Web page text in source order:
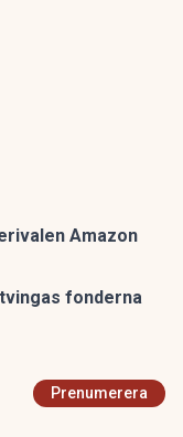
Amazon
fonderna
Prenumerera